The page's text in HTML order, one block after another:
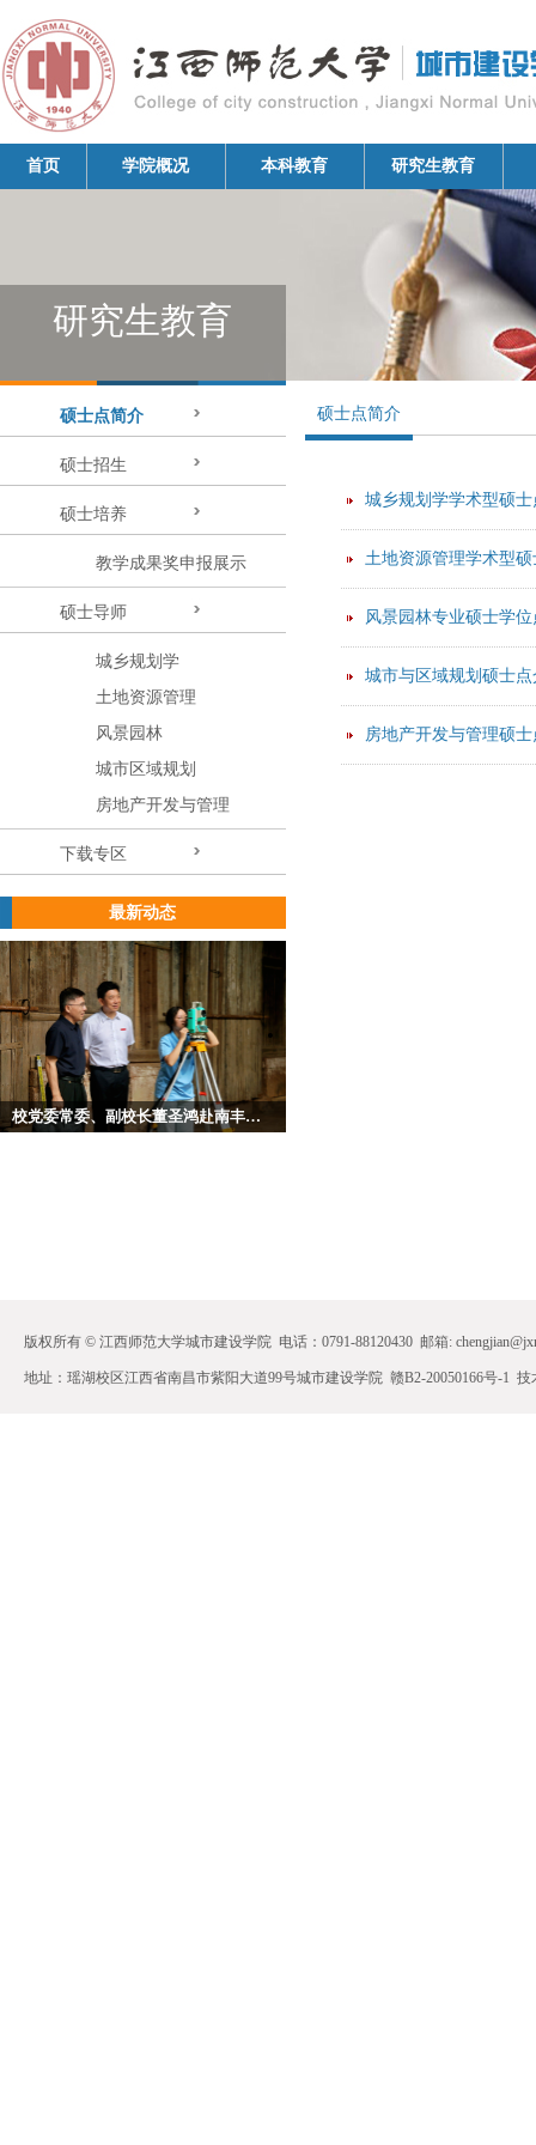
首页 学院概况 本科教育 研究生教育
研究生教育
硕士点简介
硕士招生
硕士培养
教学成果奖申报展示
硕士导师
城乡规划学
土地资源管理
风景园林
城市区域规划
房地产开发与管理
下载专区
最新动态
校党委常委、副校长董圣鸿赴南丰看望慰问 城市建设学院暑期“三下乡”社会实践队
硕士点简介
城乡规划学学术型硕
土地资源管理学术型
风景园林专业硕士学位
城市与区域规划硕士点
房地产开发与管理硕
版权所有 © 江西师范大学城市建设学院 电话：0791-88120430 邮箱:
地址：瑶湖校区江西省南昌市紫阳大道99号城市建设学院 赣B2-20050166号-1 技